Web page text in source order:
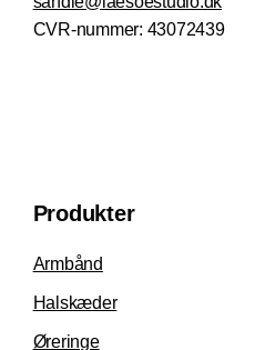
CVR-nummer: 43072439
Produkter
Armbånd
Halskæder
Øreringe